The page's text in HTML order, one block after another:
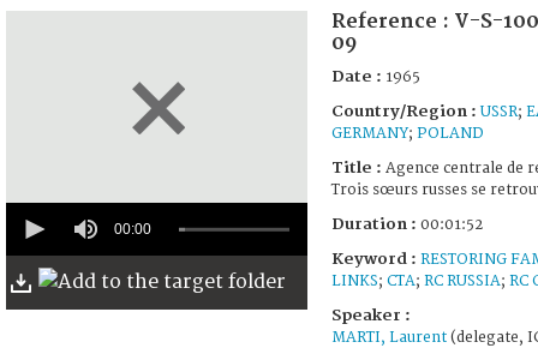
seconds
minute,
52
00:00
Reference : V-S-
09
Date : 1965
Country/Region : USSR;
GERMANY; POLAND
Title : Agence centrale de
Trois sœurs russes se
Duration : 00:01:52
Keyword : RESTORING
LINKS; CTA; RC RUSSIA; RC
Speaker :
MARTI, Laurent(delegate,